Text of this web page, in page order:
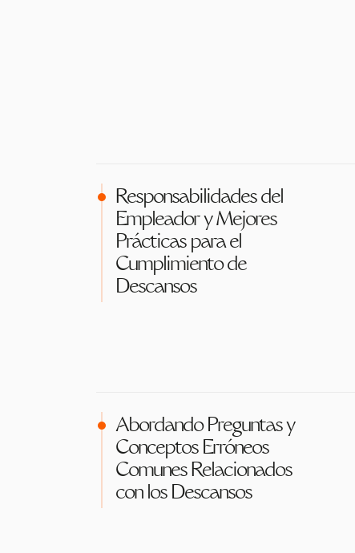
Responsabilidades del
Empleador y Mejores
Prácticas para el
Cumplimiento de
Descansos
Abordando Preguntas y
Conceptos Erróneos
Comunes Relacionados
con los Descansos